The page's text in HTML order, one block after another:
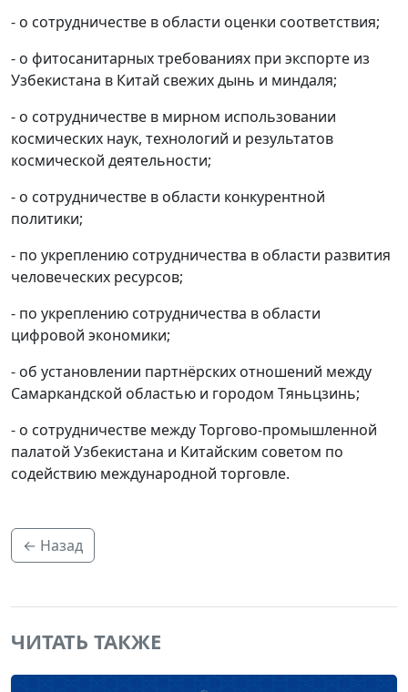
- о сотрудничестве в области оценки соответствия;
- о фитосанитарных требованиях при экспорте из
Узбекистана в Китай свежих дынь и миндаля;
- о сотрудничестве в мирном использовании
космических наук, технологий и результатов
космической деятельности;
- о сотрудничестве в области конкурентной
политики;
- по укреплению сотрудничества в области развития
человеческих ресурсов;
- по укреплению сотрудничества в области
цифровой экономики;
- об установлении партнёрских отношений между
Самаркандской областью и городом Тяньцзинь;
- о сотрудничестве между Торгово-промышленной
палатой Узбекистана и Китайским советом по
содействию международной торговле.
← Назад
ЧИТАТЬ ТАКЖЕ